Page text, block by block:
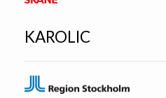
KAROLIC